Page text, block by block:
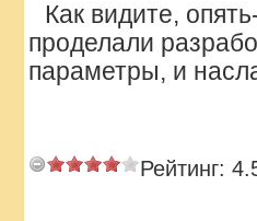
Как видите,
проделали
параметры, и
Рейтинг: